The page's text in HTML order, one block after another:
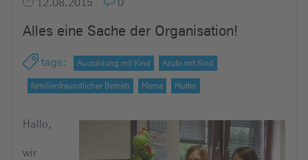
Alles eine Sache der Organisation!
tags: Ausbildung mit Kind Azubi mit Kind
familienfreundlicher Betrieb Mama Mutter
Hallo,
wir